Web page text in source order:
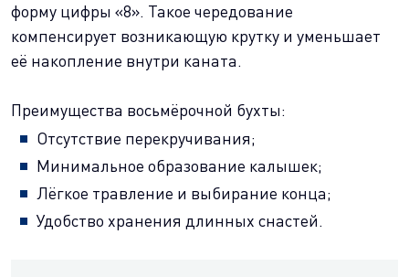
форму цифры «8». Такое чередование
компенсирует возникающую крутку и уменьшает
её накопление внутри каната.
Преимущества восьмёрочной бухты:
Отсутствие перекручивания;
Минимальное образование калышек;
Лёгкое травление и выбирание конца;
Удобство хранения длинных снастей.